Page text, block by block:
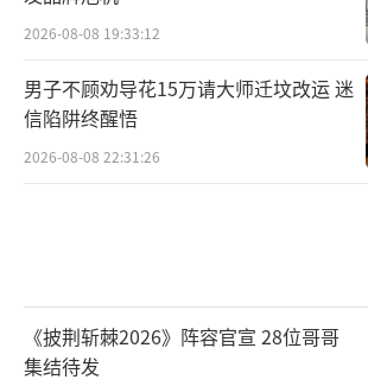
2026-08-08 19:33:12
男子不顾劝导花15万请大师迁坟改运 迷
信陷阱终醒悟
2026-08-08 22:31:26
《披荆斩棘2026》阵容官宣 28位哥哥
集结待发